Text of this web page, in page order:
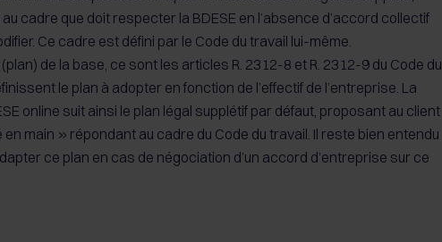
cadre que doit respecter la BDESE en l’absence d’accord collectif
Ce cadre est défini par le Code du travail lui-même.
de la base, ce sont les articles R. 2312-8 et R. 2312-9 du Code du
le plan à adopter en fonction de l’effectif de l’entreprise. La
online suit ainsi le plan légal supplétif par défaut, proposant au client
en main » répondant au cadre du Code du travail. Il reste bien entendu
ce plan en cas de négociation d’un accord d’entreprise sur ce